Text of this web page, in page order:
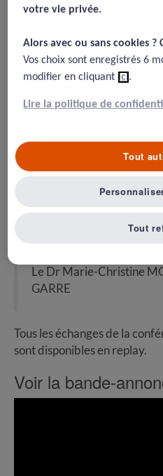
Auteur : La Prévention Médicale /
Les professionnels de santé
de ville, mais aussi au sein
sont souvent démunis
dépister ou de prévenir le
agir sur ce risque ? Quels
professionnels de santé qui
?
Intervenants :
Le Dr Marie-Christine
GARRE
Tous les échanges de la
sont disponibles en replay.
Voir la bande-
votre vie privée.​
Alors avec ou sans cookies ?
Vos choix sont enregistrés 6
modifier en cliquant ici.
Lire la politique de
Tout
Tout